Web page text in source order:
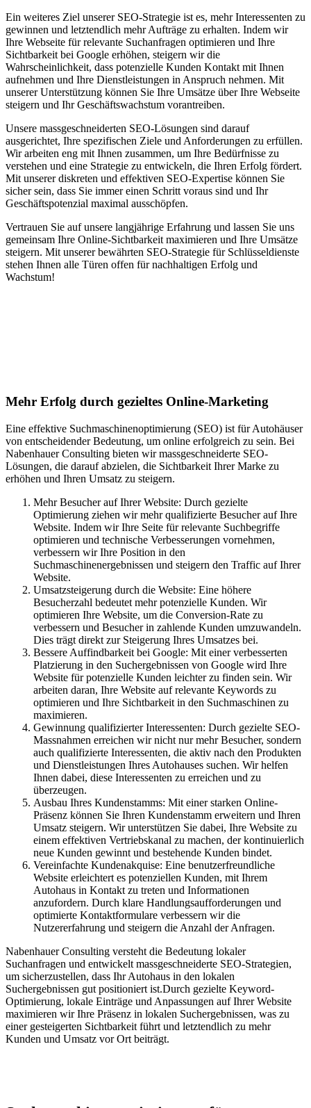
Ein weiteres Ziel unserer SEO-Strategie ist es, mehr Interessenten zu
gewinnen und letztendlich mehr Aufträge zu erhalten. Indem wir
Ihre Webseite für relevante Suchanfragen optimieren und Ihre
Sichtbarkeit bei Google erhöhen, steigern wir die
Wahrscheinlichkeit, dass potenzielle Kunden Kontakt mit Ihnen
aufnehmen und Ihre Dienstleistungen in Anspruch nehmen. Mit
unserer Unterstützung können Sie Ihre Umsätze über Ihre Webseite
steigern und Ihr Geschäftswachstum vorantreiben.
Unsere massgeschneiderten SEO-Lösungen sind darauf
ausgerichtet, Ihre spezifischen Ziele und Anforderungen zu erfüllen.
Wir arbeiten eng mit Ihnen zusammen, um Ihre Bedürfnisse zu
verstehen und eine Strategie zu entwickeln, die Ihren Erfolg fördert.
Mit unserer diskreten und effektiven SEO-Expertise können Sie
sicher sein, dass Sie immer einen Schritt voraus sind und Ihr
Geschäftspotenzial maximal ausschöpfen.
Vertrauen Sie auf unsere langjährige Erfahrung und lassen Sie uns
gemeinsam Ihre Online-Sichtbarkeit maximieren und Ihre Umsätze
steigern. Mit unserer bewährten SEO-Strategie für Schlüsseldienste
stehen Ihnen alle Türen offen für nachhaltigen Erfolg und
Wachstum!
Mehr Erfolg durch gezieltes Online-Marketing
Eine effektive Suchmaschinenoptimierung (SEO) ist für Autohäuser
von entscheidender Bedeutung, um online erfolgreich zu sein. Bei
Nabenhauer Consulting bieten wir massgeschneiderte SEO-
Lösungen, die darauf abzielen, die Sichtbarkeit Ihrer Marke zu
erhöhen und Ihren Umsatz zu steigern.
Mehr Besucher auf Ihrer Website: Durch gezielte
Optimierung ziehen wir mehr qualifizierte Besucher auf Ihre
Website. Indem wir Ihre Seite für relevante Suchbegriffe
optimieren und technische Verbesserungen vornehmen,
verbessern wir Ihre Position in den
Suchmaschinenergebnissen und steigern den Traffic auf Ihrer
Website.
Umsatzsteigerung durch die Website: Eine höhere
Besucherzahl bedeutet mehr potenzielle Kunden. Wir
optimieren Ihre Website, um die Conversion-Rate zu
verbessern und Besucher in zahlende Kunden umzuwandeln.
Dies trägt direkt zur Steigerung Ihres Umsatzes bei.
Bessere Auffindbarkeit bei Google: Mit einer verbesserten
Platzierung in den Suchergebnissen von Google wird Ihre
Website für potenzielle Kunden leichter zu finden sein. Wir
arbeiten daran, Ihre Website auf relevante Keywords zu
optimieren und Ihre Sichtbarkeit in den Suchmaschinen zu
maximieren.
Gewinnung qualifizierter Interessenten: Durch gezielte SEO-
Massnahmen erreichen wir nicht nur mehr Besucher, sondern
auch qualifizierte Interessenten, die aktiv nach den Produkten
und Dienstleistungen Ihres Autohauses suchen. Wir helfen
Ihnen dabei, diese Interessenten zu erreichen und zu
überzeugen.
Ausbau Ihres Kundenstamms: Mit einer starken Online-
Präsenz können Sie Ihren Kundenstamm erweitern und Ihren
Umsatz steigern. Wir unterstützen Sie dabei, Ihre Website zu
einem effektiven Vertriebskanal zu machen, der kontinuierlich
neue Kunden gewinnt und bestehende Kunden bindet.
Vereinfachte Kundenakquise: Eine benutzerfreundliche
Website erleichtert es potenziellen Kunden, mit Ihrem
Autohaus in Kontakt zu treten und Informationen
anzufordern. Durch klare Handlungsaufforderungen und
optimierte Kontaktformulare verbessern wir die
Nutzererfahrung und steigern die Anzahl der Anfragen.
Nabenhauer Consulting versteht die Bedeutung lokaler
Suchanfragen und entwickelt massgeschneiderte SEO-Strategien,
um sicherzustellen, dass Ihr Autohaus in den lokalen
Suchergebnissen gut positioniert ist.Durch gezielte Keyword-
Optimierung, lokale Einträge und Anpassungen auf Ihrer Website
maximieren wir Ihre Präsenz in lokalen Suchergebnissen, was zu
einer gesteigerten Sichtbarkeit führt und letztendlich zu mehr
Kunden und Umsatz vor Ort beiträgt.